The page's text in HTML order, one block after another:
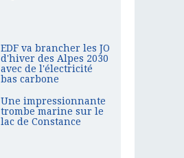
EDF va brancher les JO
d'hiver des Alpes 2030
avec de l'électricité
bas carbone
Une impressionnante
trombe marine sur le
lac de Constance